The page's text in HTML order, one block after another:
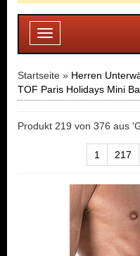
Toggle
navigation
Startseite » Herren
TOF Paris Holidays Mini
Produkt 219 von 376 aus
1 217